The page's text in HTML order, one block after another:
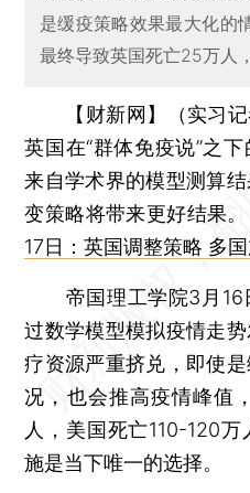
是缓疫策略效果最大化的
最终导致英国死亡25万人
【财新网】（实习
英国在“群体免疫说”之
来自学术界的模型测算
变策略将带来更好结果。
17日：英国调整策略 多
帝国理工学院3月16
过数学模型模拟疫情走
疗资源严重挤兑，即使
况，也会推高疫情峰值
人，美国死亡110-120
施是当下唯一的选择。